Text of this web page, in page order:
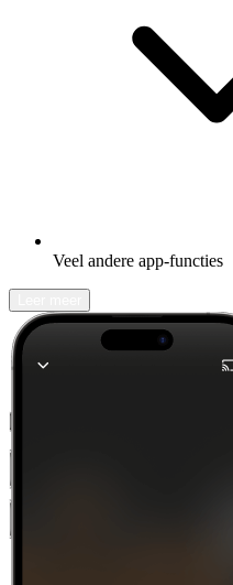
Veel andere app-functies